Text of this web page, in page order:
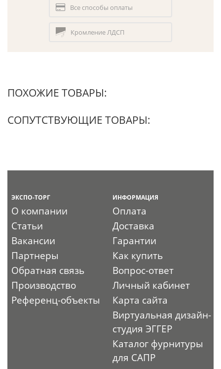
Все способы оплаты
Кромление ЛДСП
ПОХОЖИЕ ТОВАРЫ:
СОПУТСТВУЮЩИЕ ТОВАРЫ:
ЭКСПО-ТОРГ
О компании
Статьи
Вакансии
Партнеры
Обратная связь
Производство
Референц-объекты
ИНФОРМАЦИЯ
Оплата
Доставка
Гарантии
Как купить
Вопрос-ответ
Личный кабинет
Карта сайта
Виртуальная дизайн-
студия ЭГГЕР
Каталог фурнитуры
для САПР